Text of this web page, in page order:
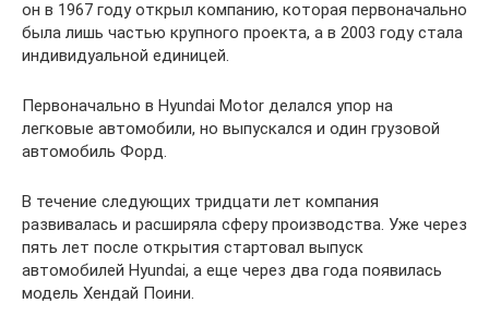
он в 1967 году открыл компанию, которая первоначально
была лишь частью крупного проекта, а в 2003 году стала
индивидуальной единицей.
Первоначально в Hyundai Motor делался упор на
легковые автомобили, но выпускался и один грузовой
автомобиль Форд.
В течение следующих тридцати лет компания
развивалась и расширяла сферу производства. Уже через
пять лет после открытия стартовал выпуск
автомобилей Hyundai, а еще через два года появилась
модель Хендай Поини.